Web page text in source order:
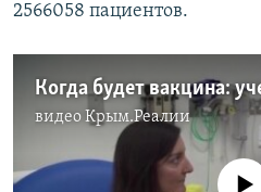
2566058 пациентов.
видеоКрым.Реалии
No media source